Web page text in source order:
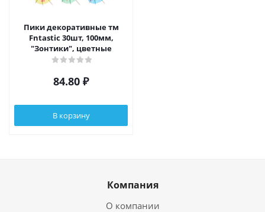
Пики декоративные тм
Fntastic 30шт, 100мм,
"Зонтики", цветные
84.80 ₽
В корзину
Компания
О компании